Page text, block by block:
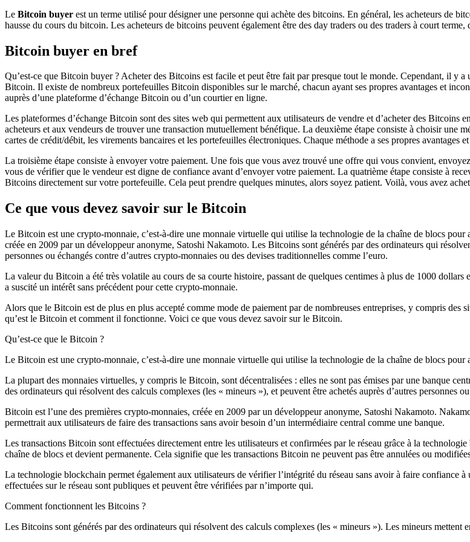
Le Bitcoin buyer est un terme utilisé pour désigner une personne qui achète des bitcoins. En général, les acheteurs de
hausse du cours du bitcoin. Les acheteurs de bitcoins peuvent également être des day traders ou des traders à court
Bitcoin buyer en bref
Qu’est-ce que Bitcoin buyer ? Acheter des Bitcoins est facile et peut être fait par presque tout le monde. Cependant, il y
Bitcoin. Il existe de nombreux portefeuilles Bitcoin disponibles sur le marché, chacun ayant ses propres avantages et
auprès d’une plateforme d’échange Bitcoin ou d’un courtier en ligne.
Les plateformes d’échange Bitcoin sont des sites web qui permettent aux utilisateurs de vendre et d’acheter des
acheteurs et aux vendeurs de trouver une transaction mutuellement bénéfique. La deuxième étape consiste à choisir une
cartes de crédit/débit, les virements bancaires et les portefeuilles électroniques. Chaque méthode a ses propres
La troisième étape consiste à envoyer votre paiement. Une fois que vous avez trouvé une offre qui vous convient,
vous de vérifier que le vendeur est digne de confiance avant d’envoyer votre paiement. La quatrième étape consiste à
Bitcoins directement sur votre portefeuille. Cela peut prendre quelques minutes, alors soyez patient. Voilà, vous avez
Ce que vous devez savoir sur le Bitcoin
Le Bitcoin est une crypto-monnaie, c’est-à-dire une monnaie virtuelle qui utilise la technologie de la chaîne de blocs pour
créée en 2009 par un développeur anonyme, Satoshi Nakamoto. Les Bitcoins sont générés par des ordinateurs qui
personnes ou échangés contre d’autres crypto-monnaies ou des devises traditionnelles comme l’euro.
La valeur du Bitcoin a été très volatile au cours de sa courte histoire, passant de quelques centimes à plus de 1000
a suscité un intérêt sans précédent pour cette crypto-monnaie.
Alors que le Bitcoin est de plus en plus accepté comme mode de paiement par de nombreuses entreprises, y compris
qu’est le Bitcoin et comment il fonctionne. Voici ce que vous devez savoir sur le Bitcoin.
Qu’est-ce que le Bitcoin ?
Le Bitcoin est une crypto-monnaie, c’est-à-dire une monnaie virtuelle qui utilise la technologie de la chaîne de blocs pour
La plupart des monnaies virtuelles, y compris le Bitcoin, sont décentralisées : elles ne sont pas émises par une banque
des ordinateurs qui résolvent des calculs complexes (les « mineurs »), et peuvent être achetés auprès d’autres personnes
Bitcoin est l’une des premières crypto-monnaies, créée en 2009 par un développeur anonyme, Satoshi Nakamoto.
permettrait aux utilisateurs de faire des transactions sans avoir besoin d’un intermédiaire central comme une banque.
Les transactions Bitcoin sont effectuées directement entre les utilisateurs et confirmées par le réseau grâce à la
chaîne de blocs et devient permanente. Cela signifie que les transactions Bitcoin ne peuvent pas être annulées ou
La technologie blockchain permet également aux utilisateurs de vérifier l’intégrité du réseau sans avoir à faire confiance
effectuées sur le réseau sont publiques et peuvent être vérifiées par n’importe qui.
Comment fonctionnent les Bitcoins ?
Les Bitcoins sont générés par des ordinateurs qui résolvent des calculs complexes (les « mineurs »). Les mineurs mettent